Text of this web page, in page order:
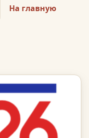
На главную